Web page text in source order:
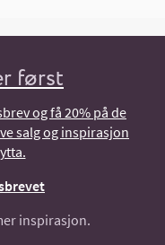
først
og få 20% på de
salg og inspirasjon
inspirasjon.